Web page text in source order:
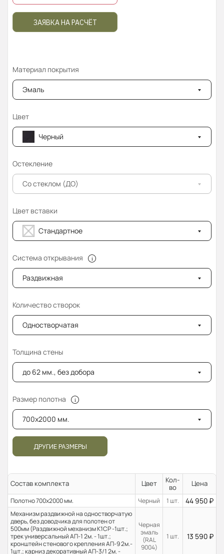
ЗАЯВКА НА РАСЧЁТ
Материал покрытия
Эмаль
Цвет
Черный
Остекление
Со стеклом (ДО)
Цвет вставки
Стандартное
Система открывания
Раздвижная
Количество створок
Одностворчатая
Толщина стены
до 62 мм., без добора
Размер полотна
700x2000 мм.
ДРУГИЕ РАЗМЕРЫ
Состав комплекта Цвет
Кол-
во
Цена
Полотно 700x2000 мм. Черный 1 шт. 44 950 ₽
Механизм раздвижной на одностворчатую
дверь, без доводчика для полотен от
500мм (Раздвижной механизм К1СР -1шт.;
трек универсальный АП-1 2м. - 1шт.;
кронштейн стенового крепления АП-9 2м.-
1шт.; карниз декоративный АП-3/1 2м. -
Черная
эмаль
(RAL
9004)
1 шт. 13 590 ₽